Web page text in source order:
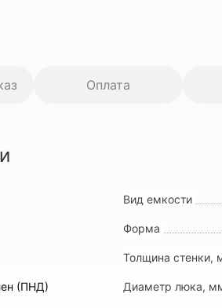
Оплата
(ПНД)
Вид емкости
Форма
Толщина стенки,
Диаметр люка,